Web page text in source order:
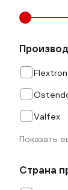
Flextron
Valfex
Показать
Страна